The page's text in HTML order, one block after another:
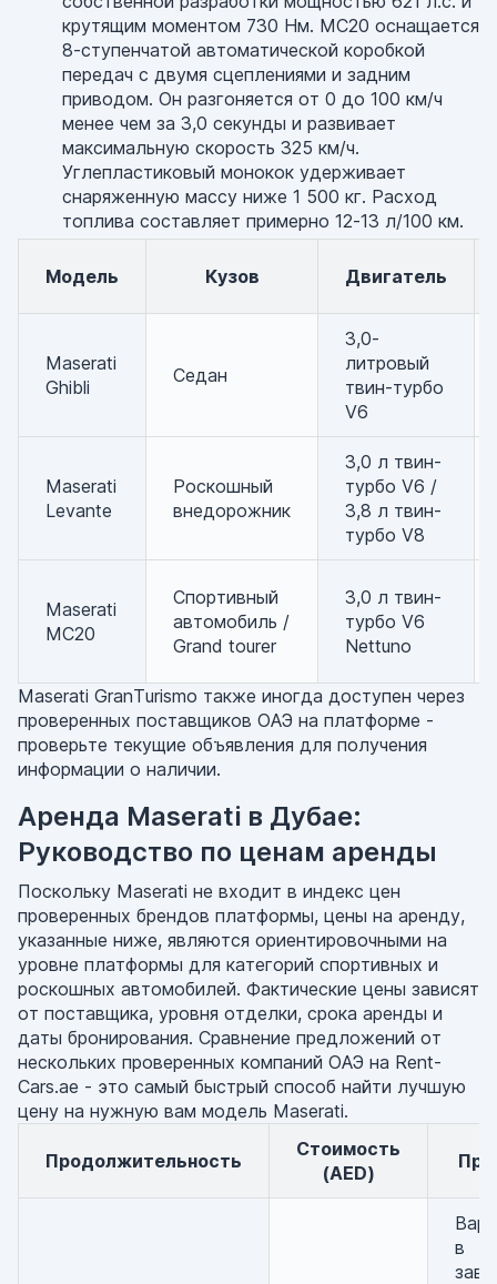
крутящим моментом 730 Нм. MC20 оснащается
8-ступенчатой автоматической коробкой
передач с двумя сцеплениями и задним
приводом. Он разгоняется от 0 до 100 км/ч
менее чем за 3,0 секунды и развивает
максимальную скорость 325 км/ч.
Углепластиковый монокок удерживает
снаряженную массу ниже 1 500 кг. Расход
топлива составляет примерно 12-13 л/100 км.
Модель Кузов Двигатель
Maserati
Ghibli
Седан
3,0-
литровый
твин-турбо
V6
Maserati
Levante
Роскошный
внедорожник
3,0 л твин-
турбо V6 /
3,8 л твин-
турбо V8
Maserati
MC20
Спортивный
автомобиль /
Grand tourer
3,0 л твин-
турбо V6
Nettuno
Maserati GranTurismo также иногда доступен через
проверенных поставщиков ОАЭ на платформе -
проверьте текущие объявления для получения
информации о наличии.
Аренда Maserati в Дубае:
Руководство по ценам аренды
Поскольку Maserati не входит в индекс цен
проверенных брендов платформы, цены на аренду,
указанные ниже, являются ориентировочными на
уровне платформы для категорий спортивных и
роскошных автомобилей. Фактические цены зависят
от поставщика, уровня отделки, срока аренды и
даты бронирования. Сравнение предложений от
нескольких проверенных компаний ОАЭ на Rent-
Cars.ae - это самый быстрый способ найти лучшую
цену на нужную вам модель Maserati.
Продолжительность
Стоимость
(AED)
в